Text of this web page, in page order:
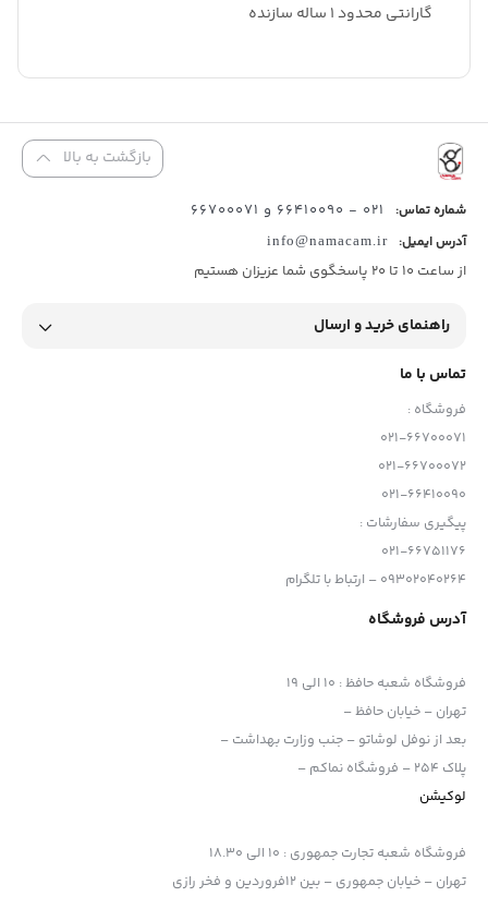
گارانتی محدود 1 ساله سازنده
بازگشت به بالا
شماره تماس: 021 - 66410090 و 66700071
آدرس ایمیل: info@namacam.ir
از ساعت 10 تا 20 پاسخگوی شما عزیزان هستیم
راهنمای خرید و ارسال
تماس با ما
فروشگاه :
021-66700071
021-66700072
021-66410090
پیگیری سفارشات :
021-66751176
09302040264 – ارتباط با تلگرام
آدرس فروشگاه
فروشگاه شعبه حافظ: 10 الی 19
تهران – خیابان حافظ –
بعد از نوفل لوشاتو – جنب وزارت بهداشت –
پلاک 254 – فروشگاه نماکم –
لوکیشن
فروشگاه شعبه تجارت جمهوری : 10 الی 18.30
تهران – خیابان جمهوری – بین 12فروردین و فخر رازی